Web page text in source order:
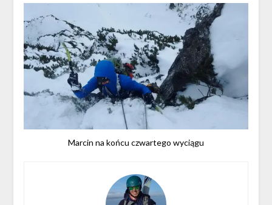
Marcin na końcu czwartego wyciągu